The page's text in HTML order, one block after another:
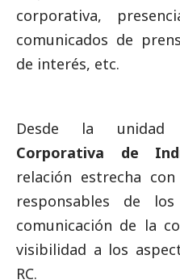
corporativa,
comunicados de
de interés, etc.
Desde la
Corporativa de
relación estrecha
responsables de
comunicación de la
visibilidad a los
RC.